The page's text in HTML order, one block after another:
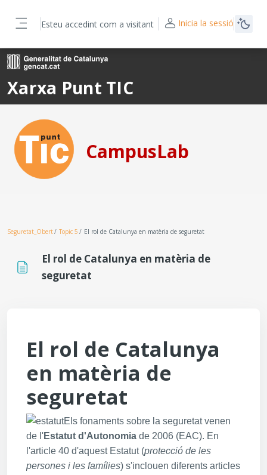
Xarxa Punt TIC
CampusLab
Esteu accedint com a visitant Inicia la sessió
Seguretat_Obert Topic 5 El rol de Catalunya en matèria de seguretat
El rol de Catalunya en matèria de
seguretat
El rol de Catalunya
en matèria de
seguretat
Els fonaments sobre la seguretat venen
de l'Estatut d'Autonomia de 2006 (EAC). En
l'article 40 d'aquest Estatut (protecció de les
persones i les famílies) s'inclouen diferents articles